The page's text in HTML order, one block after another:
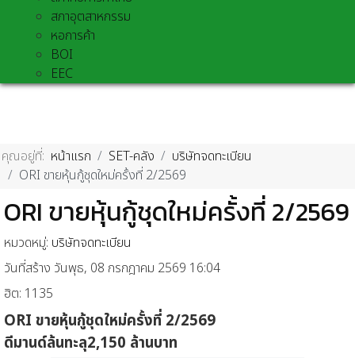
สภาอุตสาหกรรม
หอการค้า
BOI
EEC
คุณอยู่ที่: หน้าแรก SET-คลัง
บริษัทจดทะเบียน
ORI ขายหุ้นกู้ชุดใหม่ครั้งที่ 2/2569
ORI ขายหุ้นกู้ชุดใหม่ครั้งที่ 2/2569
หมวดหมู่: บริษัทจดทะเบียน
วันที่สร้าง วันพุธ, 08 กรกฎาคม 2569 16:04
ฮิต: 1135
ORI ขายหุ้นกู้ชุดใหม่ครั้งที่ 2/2569
ดีมานด์ล้นทะลุ2,150 ล้านบาท